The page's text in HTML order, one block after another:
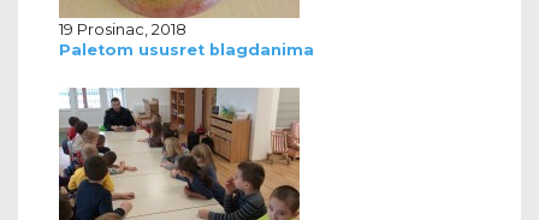
19 Prosinac, 2018
Paletom ususret blagdanima